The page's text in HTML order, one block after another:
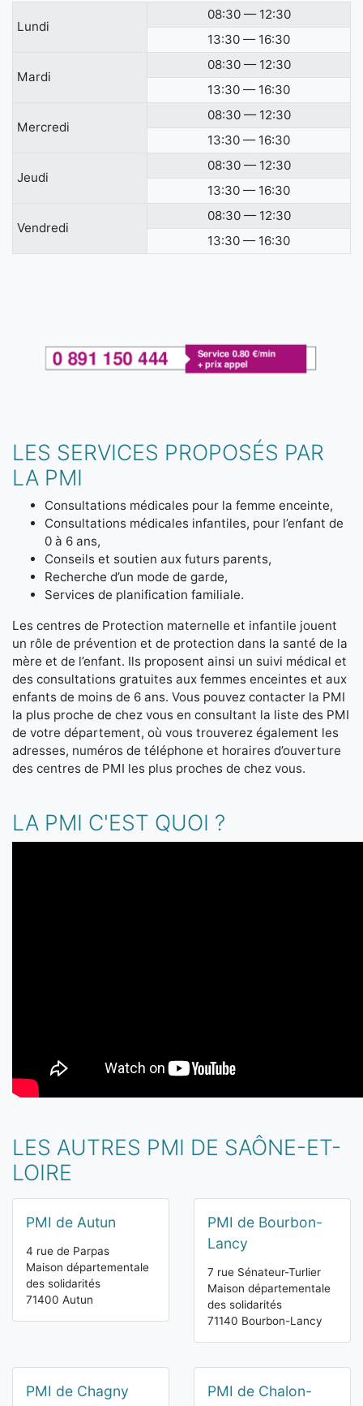
Lundi
08:30 — 12:30
13:30 — 16:30
Mardi
08:30 — 12:30
13:30 — 16:30
Mercredi
08:30 — 12:30
13:30 — 16:30
Jeudi
08:30 — 12:30
13:30 — 16:30
Vendredi
08:30 — 12:30
13:30 — 16:30
LES SERVICES PROPOSÉS PAR
LA PMI
Consultations médicales pour la femme enceinte,
Consultations médicales infantiles, pour l’enfant de
0 à 6 ans,
Conseils et soutien aux futurs parents,
Recherche d’un mode de garde,
Services de planification familiale.
Les centres de Protection maternelle et infantile jouent
un rôle de prévention et de protection dans la santé de la
mère et de l’enfant. Ils proposent ainsi un suivi médical et
des consultations gratuites aux femmes enceintes et aux
enfants de moins de 6 ans. Vous pouvez contacter la PMI
la plus proche de chez vous en consultant la liste des PMI
de votre département, où vous trouverez également les
adresses, numéros de téléphone et horaires d’ouverture
des centres de PMI les plus proches de chez vous.
LA PMI C'EST QUOI ?
LES AUTRES PMI DE SAÔNE-ET-
LOIRE
PMI de Autun
4 rue de Parpas
Maison départementale
des solidarités
71400 Autun
PMI de Bourbon-
Lancy
7 rue Sénateur-Turlier
Maison départementale
des solidarités
71140 Bourbon-Lancy
PMI de Chagny
PMI de Chalon-